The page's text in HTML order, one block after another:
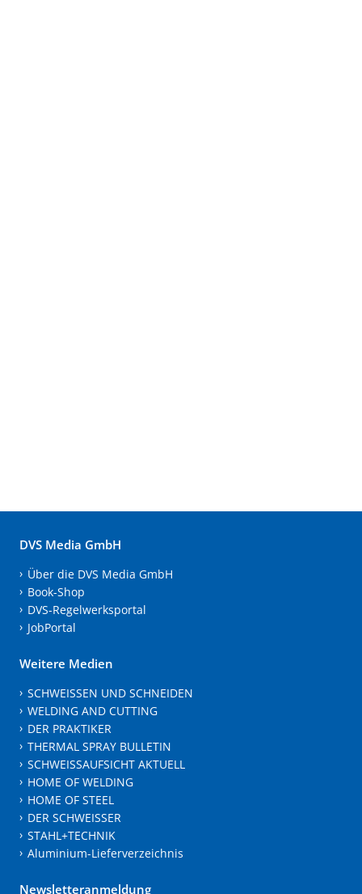
DVS Media GmbH
Über die DVS Media GmbH
Book-Shop
DVS-Regelwerksportal
JobPortal
Weitere Medien
SCHWEISSEN UND SCHNEIDEN
WELDING AND CUTTING
DER PRAKTIKER
THERMAL SPRAY BULLETIN
SCHWEISSAUFSICHT AKTUELL
HOME OF WELDING
HOME OF STEEL
DER SCHWEISSER
STAHL+TECHNIK
Aluminium-Lieferverzeichnis
Newsletteranmeldung